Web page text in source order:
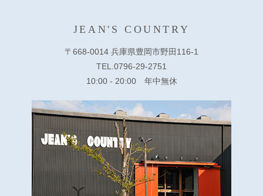
JEAN'S COUNTRY
〒668-0014 兵庫県豊岡市野田116-1
TEL.0796-29-2751
10:00 - 20:00 年中無休